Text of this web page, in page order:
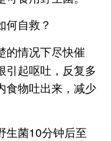
何自救？
的情况下尽快催
引起呕吐，反复多
食物吐出来，减少
生菌10分钟后至